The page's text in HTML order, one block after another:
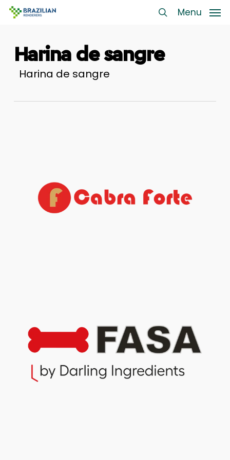
Skip
content
Menu
Harina de sangre
Harina de sangre
Menu